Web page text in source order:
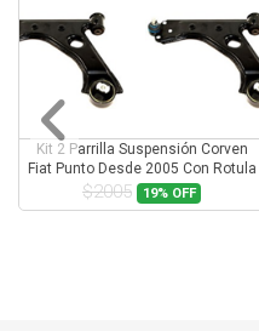
Kit 2 Parrilla Suspensión Corven
Fiat Punto Desde 2005 Con Rotula
$2005 19% OFF